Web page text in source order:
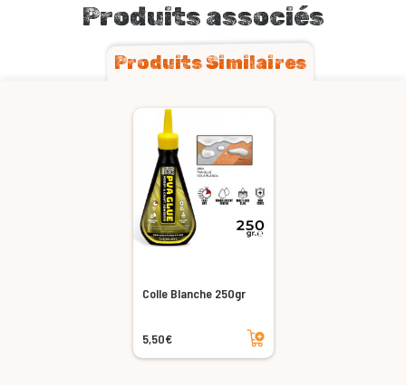
Produits associés
Produits Similaires
Colle Blanche 250gr
5,50€
Ajouter au panier